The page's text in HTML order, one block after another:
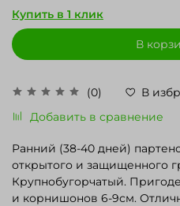
(0)
В
Добавить в сравнение
Купить в 1 клик
В
Ранний (38-40 дней)
открытого и защищенного
Крупнобугорчатый.
и корнишонов 6-9см.